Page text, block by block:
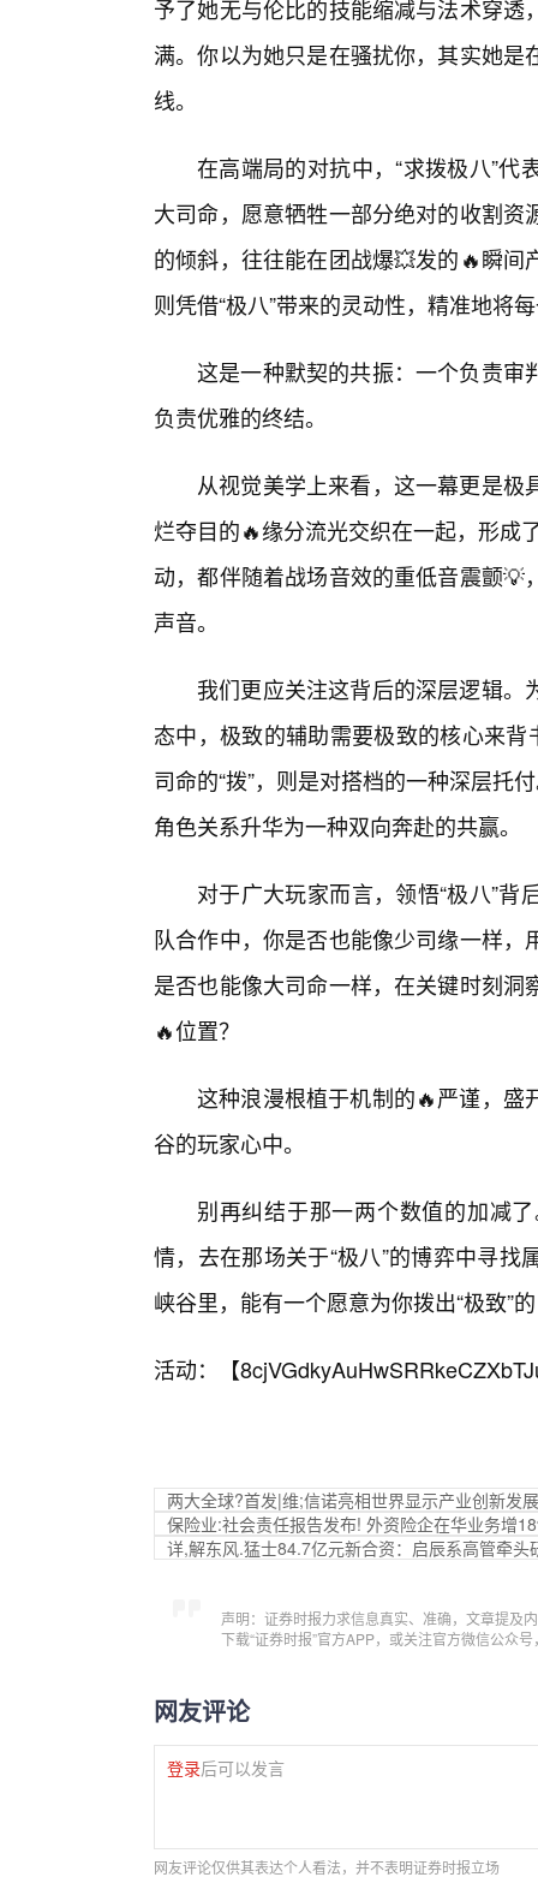
予了她无与伦比的技能缩减与法术穿
满。你以为她只是在骚扰你，其实她
线。
在高端局的对抗中，“求拨极八”
大司命，愿意牺牲一部分绝对的收割
的倾斜，往往能在团战爆💥发的🔥瞬
则凭借“极八”带来的灵动性，精准地将
这是一种默契的共振：一个负责审
负责优雅的终结。
从视觉美学上来看，这一幕更是
烂夺目的🔥缘分流光交织在一起，形成
动，都伴随着战场音效的重低音震颤
声音。
我们更应关注这背后的深层逻辑
态中，极致的辅助需要极致的核心来
司命的“拨”，则是对搭档的一种深层托
角色关系升华为一种双向奔赴的共赢。
对于广大玩家而言，领悟“极八”
队合作中，你是否也能像少司缘一样
是否也能像大司命一样，在关键时刻
🔥位置？
这种浪漫根植于机制的🔥严谨，盛
谷的玩家心中。
别再纠结于那一两个数值的加减
情，去在那场关于“极八”的博弈中寻
峡谷里，能有一个愿意为你拨出“极致”
活动：【
两大全球?首发|维;信诺亮相世界显示产业创新发
保险业:社会责任报告发布! 外资险企在华业务增
详,解东风.猛士84.7亿元新合资：启辰系高管牵头
声明：证券时报力求信息真实、准确，文章提及
下载“证券时报”官方APP，或关注官方微信公众
网友评论
登录后可以发言
网友评论仅供其表达个人看法，并不表明证券时报立场